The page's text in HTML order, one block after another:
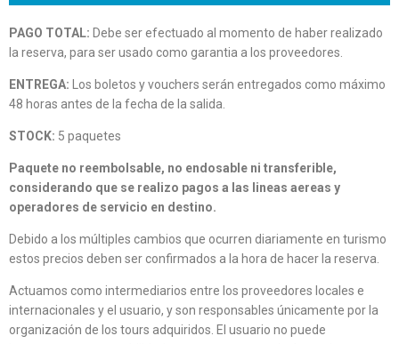
PAGO TOTAL: Debe ser efectuado al momento de haber realizado
la reserva, para ser usado como garantia a los proveedores.
ENTREGA: Los boletos y vouchers serán entregados como máximo
48 horas antes de la fecha de la salida.
STOCK: 5 paquetes
Paquete no reembolsable, no endosable ni transferible,
considerando que se realizo pagos a las lineas aereas y
operadores de servicio en destino.
Debido a los múltiples cambios que ocurren diariamente en turismo
estos precios deben ser confirmados a la hora de hacer la reserva.
Actuamos como intermediarios entre los proveedores locales e
internacionales y el usuario, y son responsables únicamente por la
organización de los tours adquiridos. El usuario no puede